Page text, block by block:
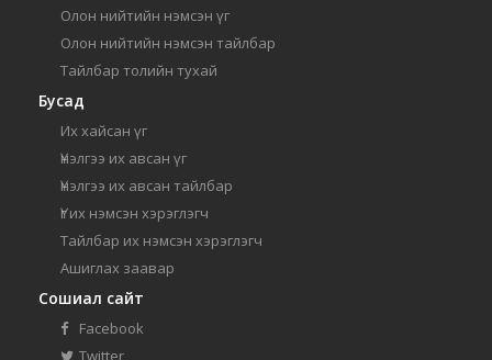
Олон нийтийн нэмсэн үг
Олон нийтийн нэмсэн тайлбар
Тайлбар толийн тухай
Бусад
Их хайсан үг
Үнэлгээ их авсан үг
Үнэлгээ их авсан тайлбар
Үг их нэмсэн хэрэглэгч
Тайлбар их нэмсэн хэрэглэгч
Ашиглах заавар
Сошиал сайт
Facebook
Twitter